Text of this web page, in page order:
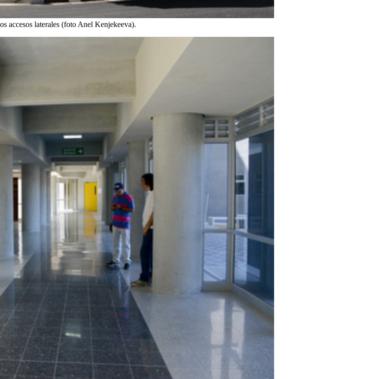
accesos laterales (foto Anel Kenjekeeva).